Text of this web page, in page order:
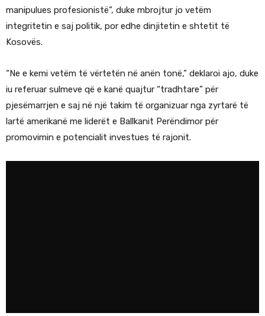
manipulues profesionistë”, duke mbrojtur jo vetëm
integritetin e saj politik, por edhe dinjitetin e shtetit të
Kosovës.
“Ne e kemi vetëm të vërtetën në anën tonë,” deklaroi ajo, duke
iu referuar sulmeve që e kanë quajtur “tradhtare” për
pjesëmarrjen e saj në një takim të organizuar nga zyrtarë të
lartë amerikanë me liderët e Ballkanit Perëndimor për
promovimin e potencialit investues të rajonit.